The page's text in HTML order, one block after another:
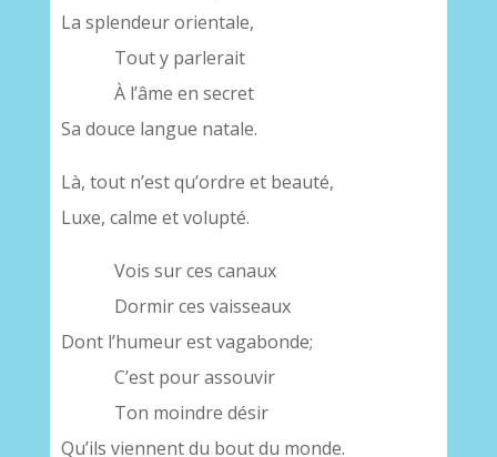
La splendeur orientale,
Tout y parlerait
À l’âme en secret
Sa douce langue natale.
Là, tout n’est qu’ordre et beauté,
Luxe, calme et volupté.
Vois sur ces canaux
Dormir ces vaisseaux
Dont l’humeur est vagabonde;
C’est pour assouvir
Ton moindre désir
Qu’ils viennent du bout du monde.